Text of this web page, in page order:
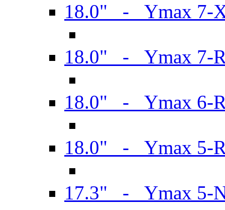
18.0" - Ymax 7-
18.0" - Ymax 7-
18.0" - Ymax 6-
18.0" - Ymax 5-
17.3" - Ymax 5-